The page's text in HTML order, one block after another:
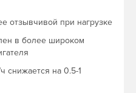
отзывчивой при нагрузке
в более широком
снижается на 0.5-1